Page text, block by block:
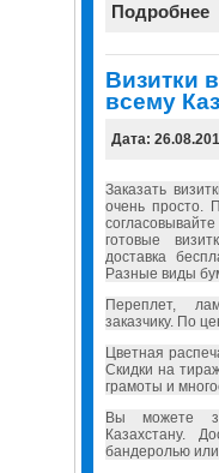
Подробнее
Визитки
всему
Дата:
Заказать
очень просто.
готовые
доставка
Разные виды
Переплет,
заказчику. По
Цветная
Скидки на
грамоты и
Вы можете
Казахстану.
бандеролью